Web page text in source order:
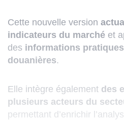
Cette nouvelle version
indicateurs du marché et
des informations
douanières.
Elle intègre également des
plusieurs acteurs du
permettant d’enrichir